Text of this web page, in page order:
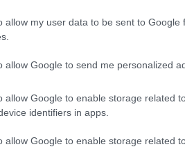
allow my user data to be sent to Google
allow Google to send me personalized
allow Google to enable storage related
identifiers in apps.
allow Google to enable storage related
A város
egyébként a
feliratait, ment is a
lesz.